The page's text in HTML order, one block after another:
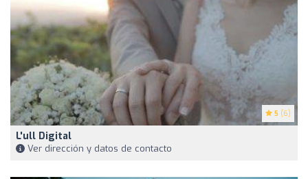
5 (6)
L'ull Digital
Ver dirección y datos de contacto